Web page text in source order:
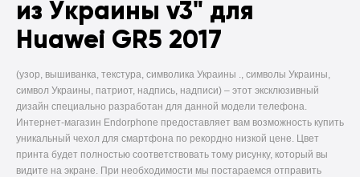
из Украины v3" для
Huawei GR5 2017
(узор, вышиванка, текстура, символика Украины ., символы Украины,
символ Украины, патриот, надпись, надписи) – этот эксклюзивный
дизайн специально разработан для данной модели телефона.
Интернет-магазин Endorphone предоставляет вам возможность купить
уникальный чехол для смартфона по рекордно низкой цене. Цвет
принта будет полностью соответствовать тому рисунку, который вы
видите на экране. При необходимости мы постараемся отправить